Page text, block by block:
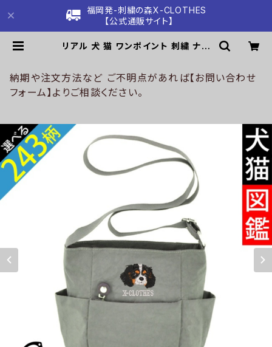
福岡発-刺繍の森X-CLOTHES
【公式通販サイト】
リアル 犬 猫 ワンポイント 刺繍 ナイ
ズ 自社ブランド 柄 柴犬 チワワ シー
ズー シュナウザー パグ コーイケルホ
ンディエ ビションフリーゼ クリスマス
納期や注文方法など ご不明点があれば【お問い合わせ
フォーム】よりご相談ください。